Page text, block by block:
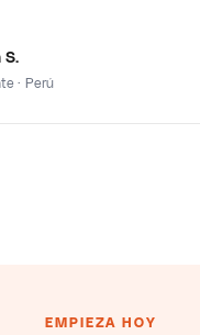
S.
· Perú
EMPIEZA HOY